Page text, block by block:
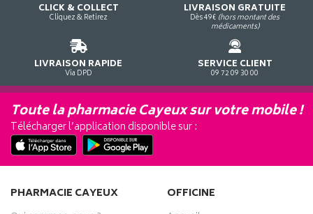
CLICK & COLLECT
Cliquez & Retirez
LIVRAISON GRATUITE
Dès 49€ (hors montant des
médicaments)
LIVRAISON RAPIDE
Via DPD
SERVICE CLIENT
09 72 09 30 00
Toute la pharmacie Cayeux sur votre mobile !
Télécharger l’application disponible sur :
PHARMACIE CAYEUX OFFICINE